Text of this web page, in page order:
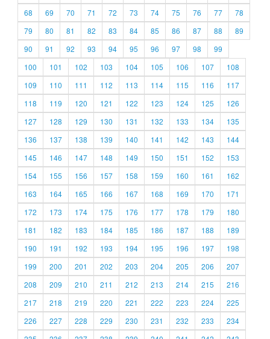
68
69 70 71 72 73 74 75 76 77
78
79
80 81 82 83 84 85 86 87 88
89
90
91 92 93 94 95 96 97 98
99
100
101 102 103 104 105 106 107
108
109
110 111 112 113 114 115 116
117
118
119 120 121 122 123 124 125
126
127
128 129 130 131 132 133 134
135
136
137 138 139 140 141 142 143
144
145
146 147 148 149 150 151 152
153
154
155 156 157 158 159 160 161
162
163
164 165 166 167 168 169 170
171
172
173 174 175 176 177 178 179
180
181
182 183 184 185 186 187 188
189
190
191 192 193 194 195 196 197
198
199
200 201 202 203 204 205 206
207
208
209 210 211 212 213 214 215
216
217
218 219 220 221 222 223 224
225
226
227 228 229 230 231 232 233
234